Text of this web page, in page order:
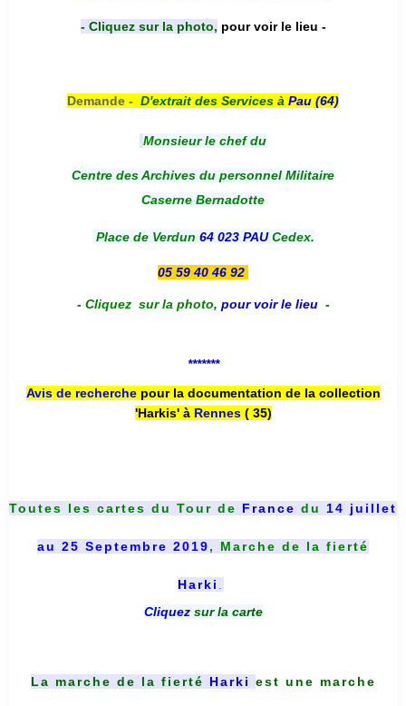
- Cliquez sur la photo, pour voir le lieu -
Demande - D'extrait des Services à Pau (64)
Monsieur le chef du
Centre des Archives du personnel Militaire
Caserne Bernadotte
Place de Verdun 64 023 PAUCedex.
05 59 40 46 92
- Cliquez sur la photo, pour voir le lieu -
*******
Avis de recherche pour la documentation de la collection
'Harkis' à Rennes( 35)
Toutes les cartes du Tour de France du 14 juillet
au 25 Septembre 2019, Marche de la fierté
Harki
Cliquez sur la carte
La marche de la fierté Harki est une marche